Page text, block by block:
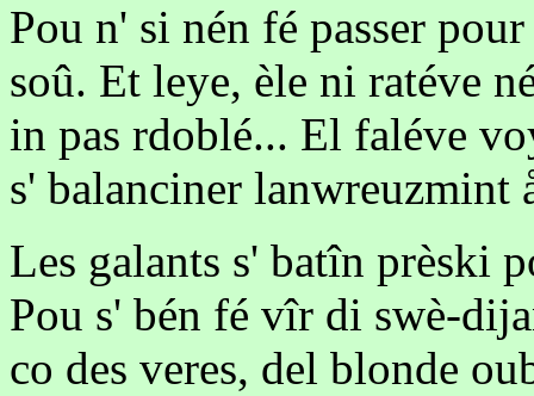
Pou n' si nén fé passer
soû. Et leye, èle ni ratéve
in pas rdoblé... El faléve
s' balanciner lanwreuzmint
Les galants s' batîn prèski
Pou s' bén fé vîr di swè-
co des veres, del blonde